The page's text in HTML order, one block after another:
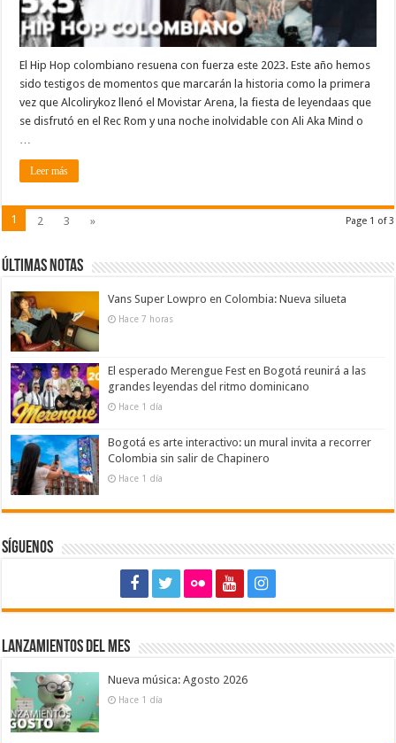
El Hip Hop colombiano resuena con fuerza este 2023. Este año hemos
sido testigos de momentos que marcarán la historia como la primera
vez que Alcolirykoz llenó el Movistar Arena, la fiesta de leyendaas que
se disfrutó en el Rec Rom y una noche inolvidable con Ali Aka Mind o
Leer más
Page 1 of 3
1 2 3 »
Últimas notas
Vans Super Lowpro en Colombia: Nueva silueta
Hace 7 horas
El esperado Merengue Fest en Bogotá reunirá a las
grandes leyendas del ritmo dominicano
Hace 1 día
Bogotá es arte interactivo: un mural invita a recorrer
Colombia sin salir de Chapinero
Hace 1 día
Síguenos
Lanzamientos del mes
Nueva música: Agosto 2026
Hace 1 día